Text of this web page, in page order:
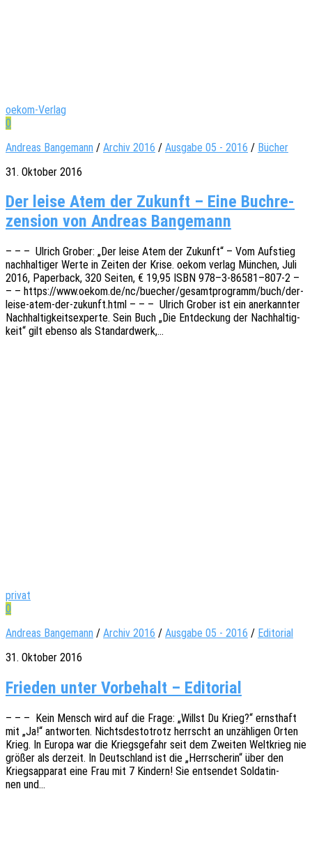
oekom-Verlag
0
Andreas Bangemann / Archiv 2016 / Ausgabe 05 - 2016 / Bücher
31. Oktober 2016
Der leise Atem der Zukunft – Eine Buch­re­
zen­sion von Andreas Bangemann
– – – Ulrich Grober: „Der leise Atem der Zukunft“ – Vom Aufstieg
nach­hal­ti­ger Werte in Zeiten der Krise. oekom verlag München, Juli
2016, Paper­back, 320 Seiten, € 19,95 ISBN 978–3‑86581–807‑2 –
– – https://www.oekom.de/nc/buecher/gesamtprogramm/buch/der-
leise-atem-der-zukunft.html – – – Ulrich Grober ist ein aner­kann­ter
Nach­hal­tig­keits­exper­te. Sein Buch „Die Entde­ckung der Nach­hal­tig­
keit“ gilt ebenso als Standardwerk,…
privat
0
Andreas Bangemann / Archiv 2016 / Ausgabe 05 - 2016 / Editorial
31. Oktober 2016
Frie­den unter Vor­be­halt – Editorial
– – – Kein Mensch wird auf die Frage: „Willst Du Krieg?“ ernst­haft
mit „Ja!“ antwor­ten. Nichts­des­to­trotz herrscht an unzäh­li­gen Orten
Krieg. In Europa war die Kriegs­ge­fahr seit dem Zwei­ten Welt­krieg nie
größer als derzeit. In Deutsch­land ist die „Herr­sche­rin“ über den
Kriegs­ap­pa­rat eine Frau mit 7 Kindern! Sie entsen­det Solda­tin­
nen und…